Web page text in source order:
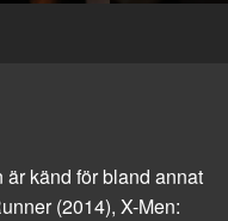
känd för bland annat
(2014), X-Men: